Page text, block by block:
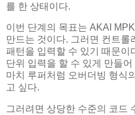
를 한 상태이다.
이번 단계의 목표는 AKAI
만드는 것이다. 그러면 컨트롤
패턴을 입력할 수 있기 때문이
단위 입력을 할 수 있게 만들
마치 루퍼처럼 오버더빙 형식
고 싶다.
그러려면 상당한 수준의 코드